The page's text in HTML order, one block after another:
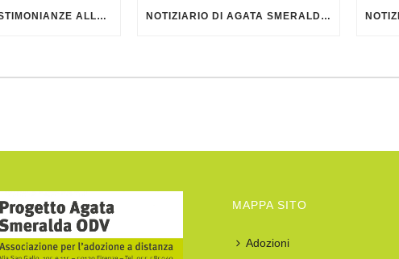
SPECIALE TESTIMONIANZE ALLA FESTA DI AGATA SMERALDA 2015 NOTIZIARIO DI AGATA SMERALDA – DICEMBRE 2015
MAPPA SITO
Adozioni